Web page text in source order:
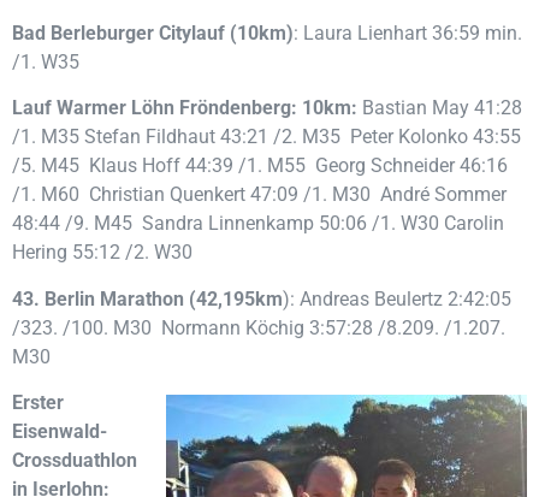
Bad Berleburger Citylauf (10km): Laura Lienhart 36:59 min.
/1. W35
Lauf Warmer Löhn Fröndenberg: 10km: Bastian May 41:28
/1. M35 Stefan Fildhaut 43:21 /2. M35 Peter Kolonko 43:55
/5. M45 Klaus Hoff 44:39 /1. M55 Georg Schneider 46:16
/1. M60 Christian Quenkert 47:09 /1. M30 André Sommer
48:44 /9. M45 Sandra Linnenkamp 50:06 /1. W30 Carolin
Hering 55:12 /2. W30
43. Berlin Marathon (42,195km): Andreas Beulertz 2:42:05
/323. /100. M30 Normann Köchig 3:57:28 /8.209. /1.207.
M30
Erster
Eisenwald-
Crossduathlon
in Iserlohn: